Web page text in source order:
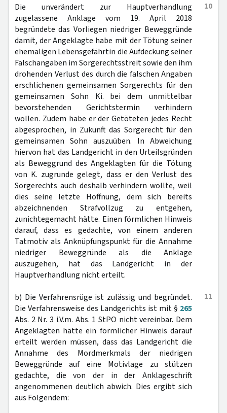
10
Die unverändert zur Hauptverhandlung
zugelassene Anklage vom 19. April 2018
begründete das Vorliegen niedriger Beweggründe
damit, der Angeklagte habe mit der Tötung seiner
ehemaligen Lebensgefährtin die Aufdeckung seiner
Falschangaben im Sorgerechtsstreit sowie den ihm
drohenden Verlust des durch die falschen Angaben
erschlichenen gemeinsamen Sorgerechts für den
gemeinsamen Sohn Ki. bei dem unmittelbar
bevorstehenden Gerichtstermin verhindern
wollen. Zudem habe er der Getöteten jedes Recht
abgesprochen, in Zukunft das Sorgerecht für den
gemeinsamen Sohn auszuüben. In Abweichung
hiervon hat das Landgericht in den Urteilsgründen
als Beweggrund des Angeklagten für die Tötung
von K. zugrunde gelegt, dass er den Verlust des
Sorgerechts auch deshalb verhindern wollte, weil
dies seine letzte Hoffnung, dem sich bereits
abzeichnenden Strafvollzug zu entgehen,
zunichtegemacht hätte. Einen förmlichen Hinweis
darauf, dass es gedachte, von einem anderen
Tatmotiv als Anknüpfungspunkt für die Annahme
niedriger Beweggründe als die Anklage
auszugehen, hat das Landgericht in der
Hauptverhandlung nicht erteilt.
11
b) Die Verfahrensrüge ist zulässig und begründet.
Die Verfahrensweise des Landgerichts ist mit § 265
Abs. 2 Nr. 3 i.V.m. Abs. 1 StPO nicht vereinbar. Dem
Angeklagten hätte ein förmlicher Hinweis darauf
erteilt werden müssen, dass das Landgericht die
Annahme des Mordmerkmals der niedrigen
Beweggründe auf eine Motivlage zu stützen
gedachte, die von der in der Anklageschrift
angenommenen deutlich abwich. Dies ergibt sich
aus Folgendem: